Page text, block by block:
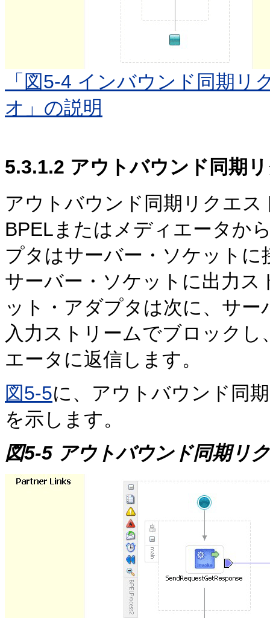
「図5-4 インバウンド同期
オ」の説明
5.3.1.2 アウトバウンド同期
アウトバウンド同期リクエ
BPELまたはメディエータか
プタはサーバー・ソケット
サーバー・ソケットに出力
ット・アダプタは次に、サ
入力ストリームでブロック
エータに返信します。
図5-5に、アウトバウンド同
を示します。
図5-5 アウトバウンド同期リ